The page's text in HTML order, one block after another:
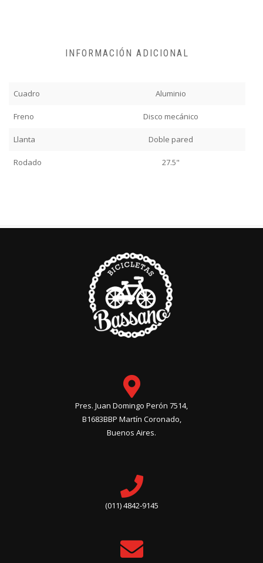
INFORMACIÓN ADICIONAL
Cuadro Aluminio
Freno Disco mecánico
Llanta Doble pared
Rodado 27.5"
Pres. Juan Domingo Perón 7514,
B1683BBP Martín Coronado,
Buenos Aires.
(011) 4842-9145